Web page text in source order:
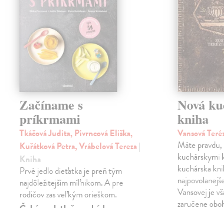
Začíname s
príkrmami
Tkáčová Judita, Pivrncová Eliška,
Kuřátková Petra, Vrábelová Tereza|
Kniha
Prvé jedlo dieťatka je preň tým
najdôležitejším míľnikom. A pre
rodičov zas veľkým orieškom.
Nová
kniha
Vansová
Máte
kuchárskymi
kuchárska
Vansovej je
zaručene